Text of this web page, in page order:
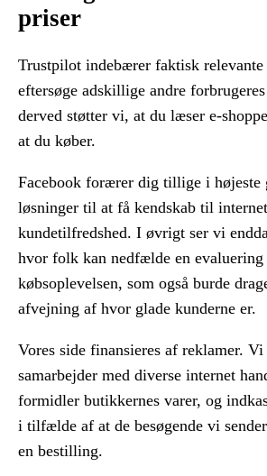
priser
Trustpilot indebærer faktisk
eftersøge adskillige andre
derved støtter vi, at du læser e-
at du køber.
Facebook forærer dig tillige i højeste
løsninger til at få kendskab til
kundetilfredshed. I øvrigt ser vi
hvor folk kan nedfælde en evaluering
købsoplevelsen, som også burde
afvejning af hvor glade kunderne er.
Vores side finansieres af reklamer.
samarbejder med diverse internet
formidler butikkernes varer, og
i tilfælde af at de besøgende vi
en bestilling.